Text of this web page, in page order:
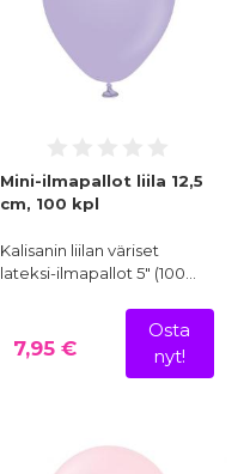
Mini-ilmapallot liila 12,5
cm, 100 kpl
Kalisanin liilan väriset
lateksi-ilmapallot 5" (100…
7,95 €
Osta
nyt!